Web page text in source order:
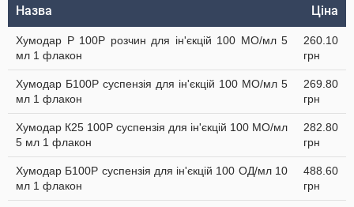
Назва Ціна
Хумодар Р 100Р розчин для ін'єкцій 100 МО/мл 5
мл 1 флакон
260.10
грн
Хумодар Б100Р суспензія для ін'єкцій 100 МО/мл 5
мл 1 флакон
269.80
грн
Хумодар К25 100Р суспензія для ін'єкцій 100 МО/мл
5 мл 1 флакон
282.80
грн
Хумодар Б100Р суспензія для ін'єкцій 100 ОД/мл 10
мл 1 флакон
488.60
грн